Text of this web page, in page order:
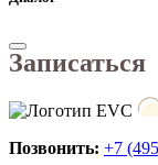
Записаться
Позвонить: +7